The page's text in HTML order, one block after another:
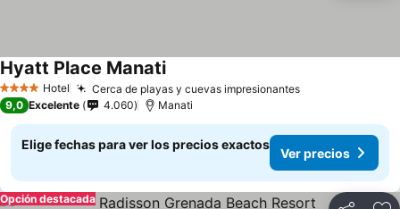
4 EstrellasHotel Cerca de playas y cuevas impresionantes
Hyatt Place Manati
9,0 Excelente 4.060 Manati
Elige fechas para ver los precios exactos
Ver precios
Opción destacada